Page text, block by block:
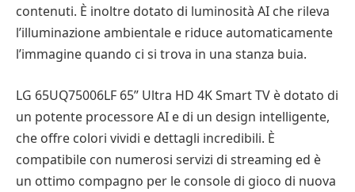
contenuti. È inoltre dotato di luminosità AI che rileva
l’illuminazione ambientale e riduce automaticamente
l’immagine quando ci si trova in una stanza buia.
LG 65UQ75006LF 65” Ultra HD 4K Smart TV è dotato di
un potente processore AI e di un design intelligente,
che offre colori vividi e dettagli incredibili. È
compatibile con numerosi servizi di streaming ed è
un ottimo compagno per le console di gioco di nuova